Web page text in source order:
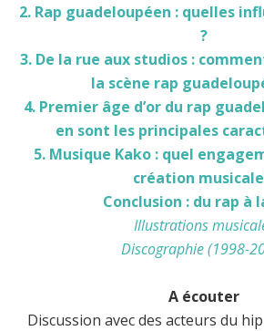
2. Rap guadeloupéen : quelles
?
3. De la rue aux studios :
la scène rap
4. Premier âge d’or du rap
en sont les principales
5. Musique Kako : quel
création
Conclusion : du rap à
Illustrations
Discographie (1998-
A écouter
Discussion avec des acteurs du